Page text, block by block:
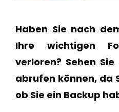
Haben Sie nach
Ihre wichtigen
verloren? Sehen
abrufen können, da
ob Sie ein Backup